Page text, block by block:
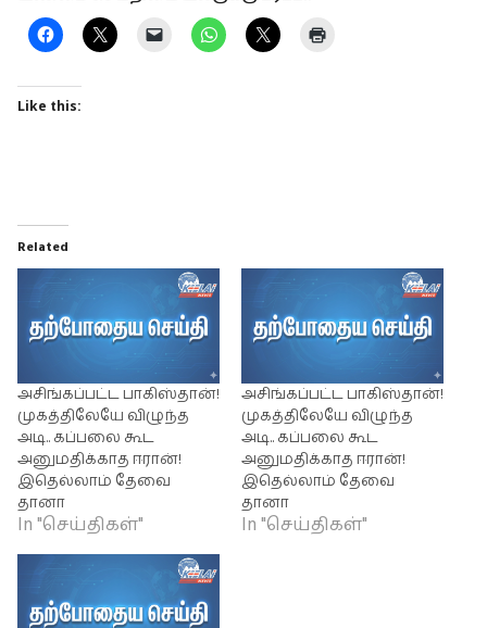
Like this:
Related
அசிங்கப்பட்ட பாகிஸ்தான்!
முகத்திலேயே விழுந்த
அடி.. கப்பலை கூட
அனுமதிக்காத ஈரான்!
இதெல்லாம் தேவை
தானா
In "செய்திகள்"
அசிங்கப்பட்ட பாகிஸ்தான்!
முகத்திலேயே விழுந்த
அடி.. கப்பலை கூட
அனுமதிக்காத ஈரான்!
இதெல்லாம் தேவை
தானா
In "செய்திகள்"